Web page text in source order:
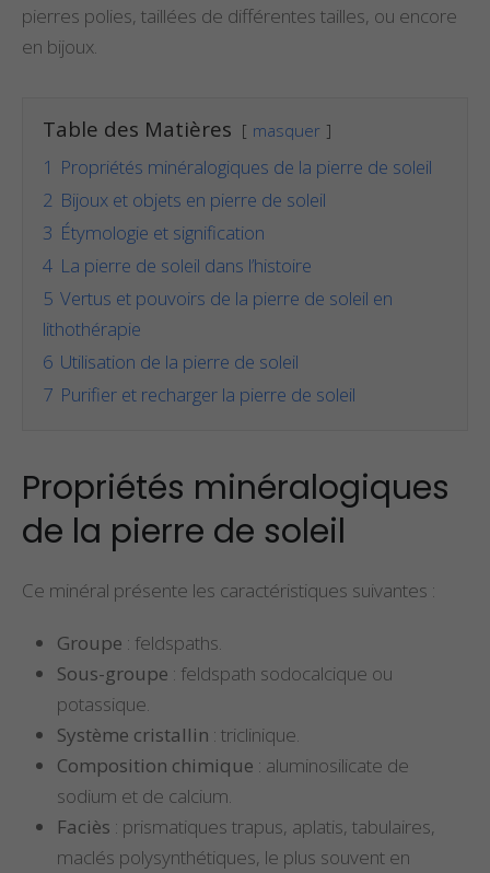
pierres polies, taillées de différentes tailles, ou encore
en bijoux.
Table des Matières masquer
1 Propriétés minéralogiques de la pierre de soleil
2 Bijoux et objets en pierre de soleil
3 Étymologie et signification
4 La pierre de soleil dans l’histoire
5 Vertus et pouvoirs de la pierre de soleil en
lithothérapie
6 Utilisation de la pierre de soleil
7 Purifier et recharger la pierre de soleil
Propriétés minéralogiques
de la pierre de soleil
Ce minéral présente les caractéristiques suivantes :
Groupe : feldspaths.
Sous-groupe : feldspath sodocalcique ou
potassique.
Système cristallin : triclinique.
Composition chimique : aluminosilicate de
sodium et de calcium.
Faciès : prismatiques trapus, aplatis, tabulaires,
maclés polysynthétiques, le plus souvent en